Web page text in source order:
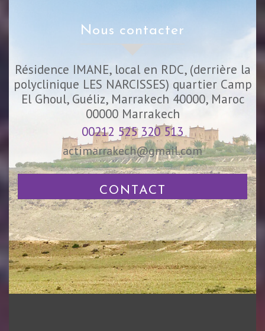
nous contacter
Résidence IMANE, local en RDC, (derrière la
polyclinique LES NARCISSES) quartier Camp
El Ghoul, Guéliz, Marrakech 40000, Maroc
00000 Marrakech
00212 525 320 513
actimarrakech@gmail.com
CONTACT